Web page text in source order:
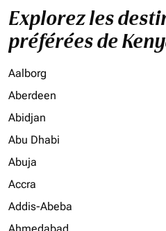
Explorez les
préférées de
Aalborg
Aberdeen
Abidjan
Abu Dhabi
Abuja
Accra
Addis-Abeba